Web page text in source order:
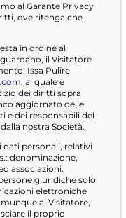
al Garante Privacy
ove ritenga che
in ordine al
il Visitatore
Issa Pulire
, al quale è
dei diritti sopra
aggiornato delle
e dei responsabili del
nostra Società.
dati personali, relativi
denominazione,
associazioni.
giuridiche solo
elettroniche
al Visitatore,
il proprio